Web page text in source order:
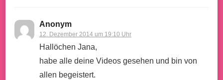
Anonym
12. Dezember 2014 um 19:10 Uhr
Hallöchen Jana,
habe alle deine Videos gesehen und bin von
allen begeistert.